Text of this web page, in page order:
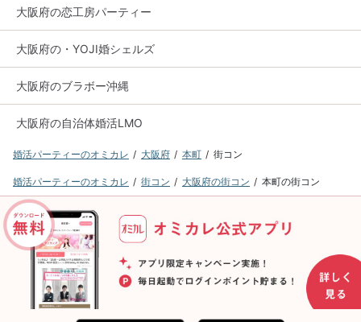
大阪府の恋工房パーティー
大阪府の・YOJI婚シェルズ
大阪府のブラボー沖縄
大阪府の自治体婚活LMO
婚活パーティーのオミカレ 大阪府 本町 街コン
婚活パーティーのオミカレ 街コン 大阪府の街コン 本町の街コン